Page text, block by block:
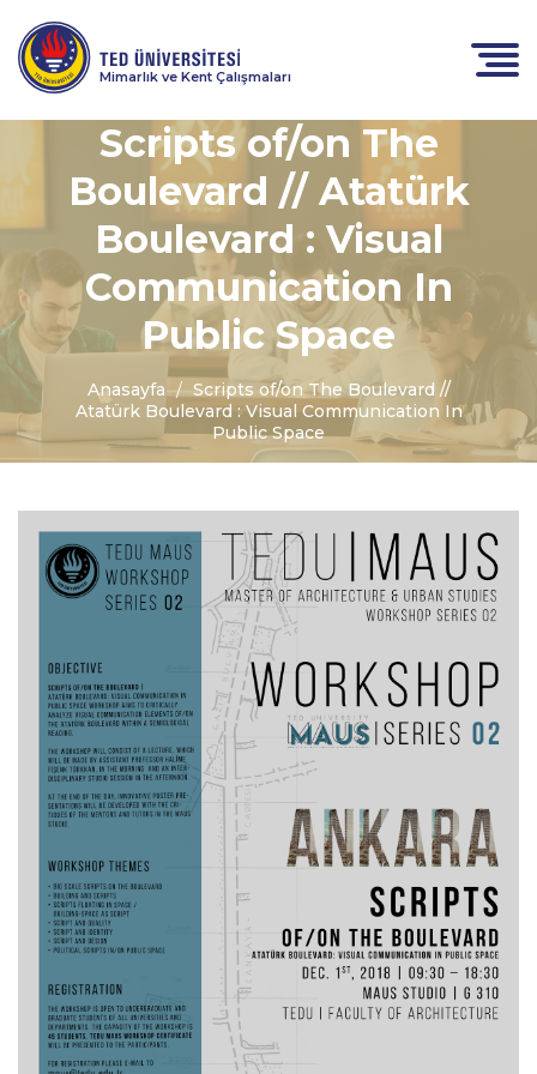
Mimarlık ve Kent Çalışmaları
Scripts of/on The
Boulevard // Atatürk
Boulevard : Visual
Communication In
Public Space
Anasayfa
Scripts of/on The Boulevard //
Atatürk Boulevard : Visual Communication In
Public Space